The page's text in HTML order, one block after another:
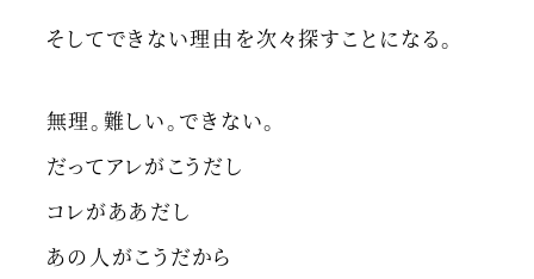
そしてできない理由を次々探すことになる。
無理。難しい。できない。
だってアレがこうだし
コレがああだし
あの人がこうだから